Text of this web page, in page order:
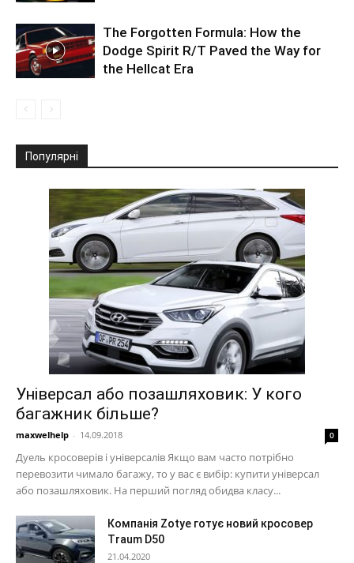
The Forgotten Formula: How the
Dodge Spirit R/T Paved the Way for
the Hellcat Era
Популярні
Універсал або позашляховик: У кого
багажник більше?
maxwelhelp - 14.09.2018 0
Дуель кросоверів і універсалів Якщо вам часто потрібно
перевозити чимало багажу, то у вас є вибір: купити універсал
або позашляховик. На перший погляд обидва класу...
Компанія Zotye готує новий кросовер
Traum D50
21.04.2020